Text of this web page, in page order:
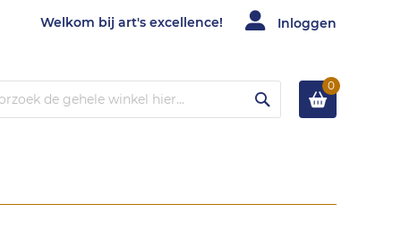
Welkom bij art's excellence! Inloggen
0